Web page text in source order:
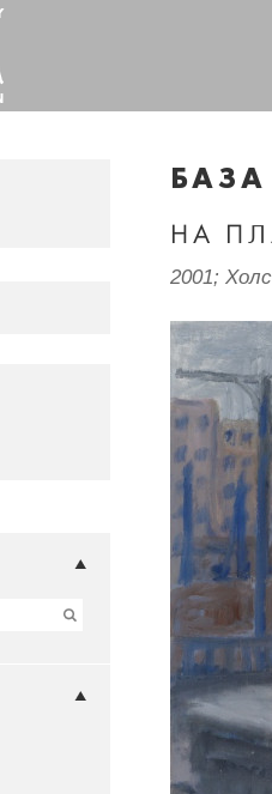
НА
2001;